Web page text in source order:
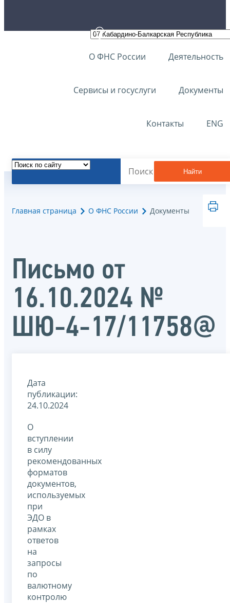
О ФНС России Деятельность
Сервисы и госуслуги Документы
Контакты ENG
Найти
Главная страница О ФНС России Документы
Письмо от
16.10.2024 №
ШЮ-4-17/11758@
Дата
публикации:
24.10.2024
О
вступлении
в силу
рекомендованных
форматов
документов,
используемых
при
ЭДО в
рамках
ответов
на
запросы
по
валютному
контролю